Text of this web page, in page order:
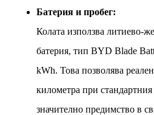
Батерия и пробег:
Колата използва литиево-
батерия, тип BYD Blade
kWh. Това позволява
километра при
значително предимство в